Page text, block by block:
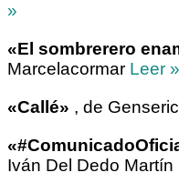
»
«El sombrerero
Marcelacormar Leer »
«Callé» , de
Iván Del Dedo Martín